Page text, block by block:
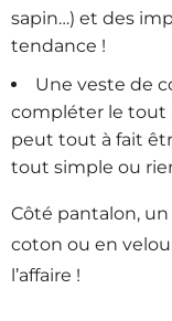
sapin…) et des
tendance !
Une veste de
compléter le tout
peut tout à fait
tout simple ou
Côté pantalon,
coton ou en
l’affaire !